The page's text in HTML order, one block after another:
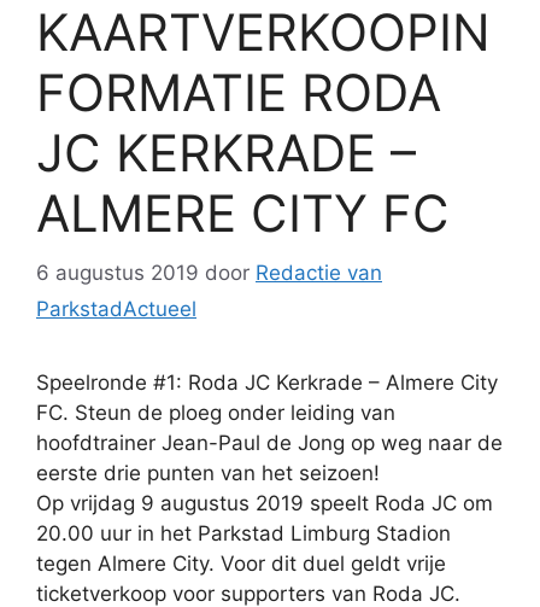
KAARTVERKOOPIN
FORMATIE RODA
JC KERKRADE –
ALMERE CITY FC
6 augustus 2019 door Redactie van
ParkstadActueel
Speelronde #1: Roda JC Kerkrade – Almere City
FC. Steun de ploeg onder leiding van
hoofdtrainer Jean-Paul de Jong op weg naar de
eerste drie punten van het seizoen!
Op vrijdag 9 augustus 2019 speelt Roda JC om
20.00 uur in het Parkstad Limburg Stadion
tegen Almere City. Voor dit duel geldt vrije
ticketverkoop voor supporters van Roda JC.